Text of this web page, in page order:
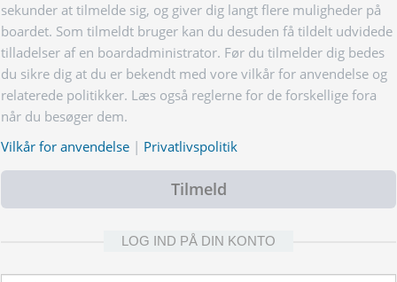
sekunder at tilmelde sig, og giver dig langt flere muligheder på
boardet. Som tilmeldt bruger kan du desuden få tildelt udvidede
tilladelser af en boardadministrator. Før du tilmelder dig bedes
du sikre dig at du er bekendt med vore vilkår for anvendelse og
relaterede politikker. Læs også reglerne for de forskellige fora
når du besøger dem.
Vilkår for anvendelse | Privatlivspolitik
Tilmeld
LOG IND PÅ DIN KONTO